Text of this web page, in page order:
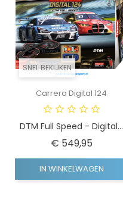
SNEL BEKIJKEN
Carrera Digital 124
DTM Full Speed - Digital...
€ 549,95Prijs
IN WINKELWAGEN